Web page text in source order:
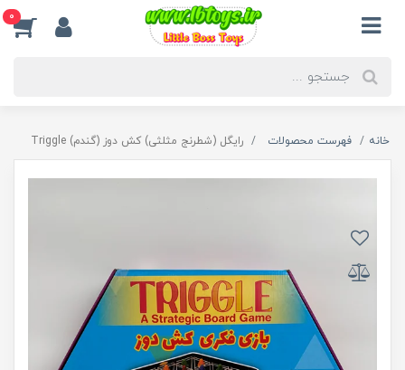
0
خانه فهرست محصولات رایگل (شطرنج مثلثی) کش دوز (گندم) Triggle